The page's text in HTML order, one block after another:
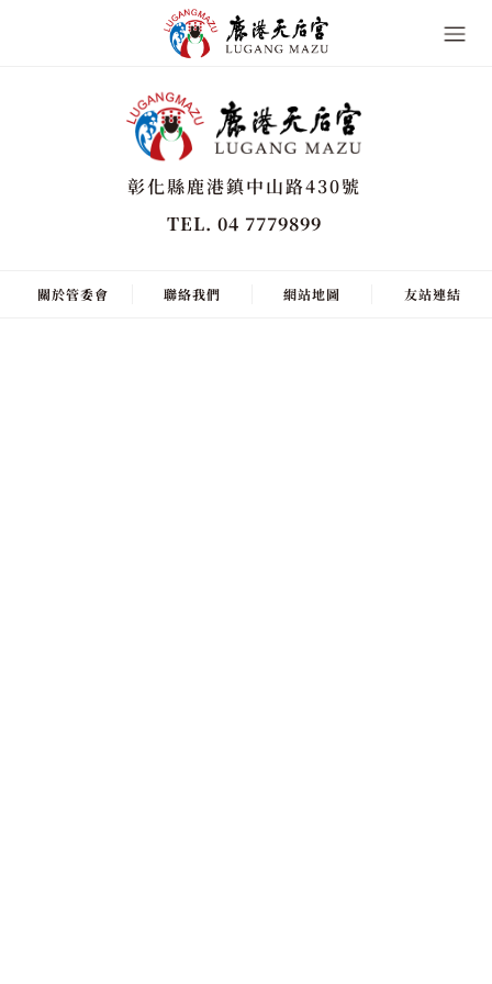
彰化縣鹿港鎮中山路430號
TEL. 04 7779899
關於管委會 聯絡我們 網站地圖 友站連結